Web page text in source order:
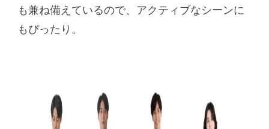
も兼ね備えているので、アクティブなシーンに
もぴったり。